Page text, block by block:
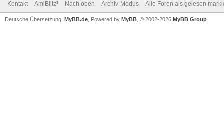
Kontakt AmiBlitz³ Nach oben Archiv-Modus Alle Foren als gelesen
Deutsche Übersetzung: MyBB.de , Powered by MyBB , © 2002-2026 MyBB Group